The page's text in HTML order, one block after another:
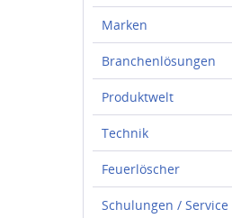
Marken
Branchenlösungen
Produktwelt
Technik
Feuerlöscher
Schulungen / Service